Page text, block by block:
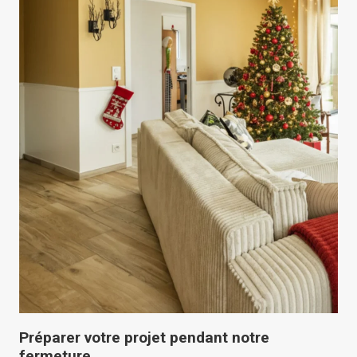
Préparer votre projet pendant notre